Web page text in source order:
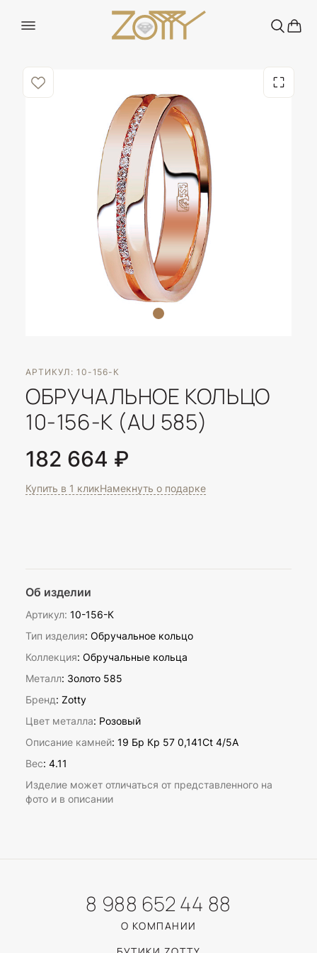
АРТИКУЛ: 10-156-К
ОБРУЧАЛЬНОЕ КОЛЬЦО
10-156-К (AU 585)
182 664 ₽
Купить в 1 кликНамекнуть о подарке
Об изделии
Артикул: 10-156-К
Тип изделия: Обручальное кольцо
Коллекция: Обручальные кольца
Металл: Золото 585
Бренд: Zotty
Цвет металла: Розовый
Описание камней: 19 Бр Кр 57 0,141Ct 4/5А
Вес: 4.11
Изделие может отличаться от представленного на
фото и в описании
8 988 652 44 88
О КОМПАНИИ